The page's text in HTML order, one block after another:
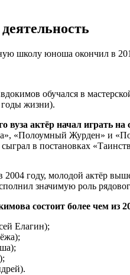
школу юноша окончил в
обучался в
жизни).
вуза актёр начал играть
«Полоумный Журден» и
в постановках
2004 году, молодой актёр
значимую роль
состоит более чем из
Елагин);